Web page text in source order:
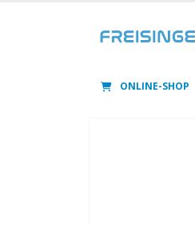
ONLINE-SHOP